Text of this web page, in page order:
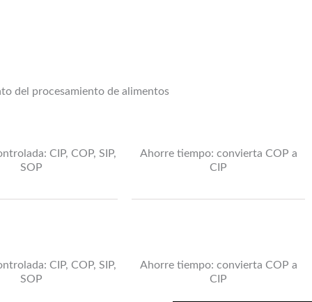
del procesamiento de alimentos
CIP, COP, SIP,
SOP
Ahorre tiempo: convierta COP a
CIP
CIP, COP, SIP,
SOP
Ahorre tiempo: convierta COP a
CIP